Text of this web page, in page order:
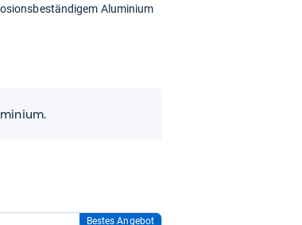
Aluminium
Bestes Angebot